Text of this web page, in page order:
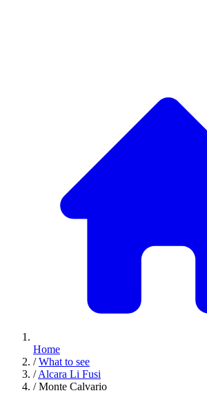
Home
/ What to see
/ Alcara Li Fusi
/ Monte Calvario